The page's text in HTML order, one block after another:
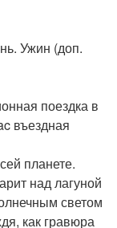
Ужин (доп.
поездка в
въездная
планете.
над лагуной
светом
как гравюра